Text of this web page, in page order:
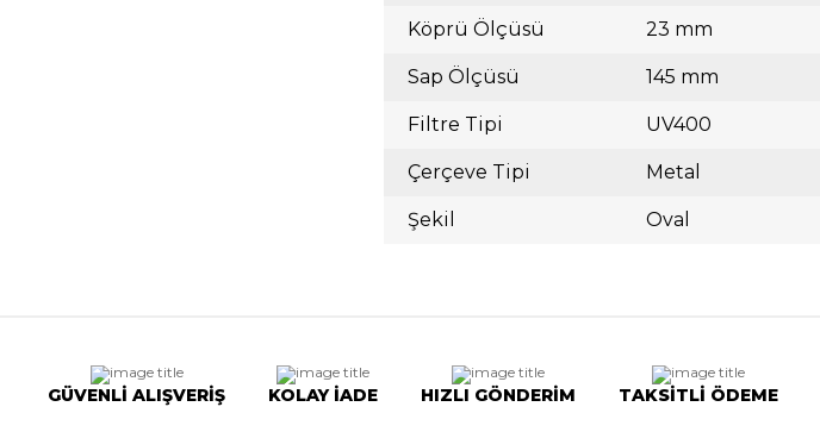
Köprü Ölçüsü 23 mm
Sap Ölçüsü 145 mm
Filtre Tipi UV400
Çerçeve Tipi Metal
Şekil Oval
GÜVENLİ ALIŞVERİŞ KOLAY İADE HIZLI GÖNDERİM TAKSİTLİ ÖDEME